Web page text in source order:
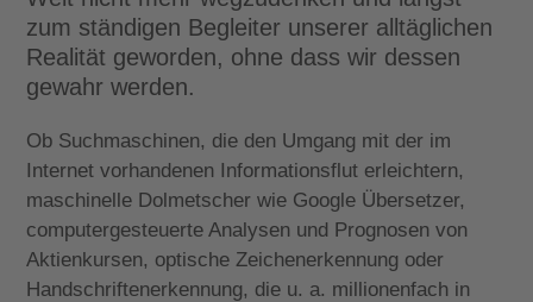
zum ständigen Begleiter unserer alltäglichen
Realität geworden, ohne dass wir dessen
gewahr werden.
Ob Suchmaschinen, die den Umgang mit der im
Internet vorhandenen Informationsflut erleichtern,
maschinelle Dolmetscher wie Google Übersetzer,
computergesteuerte Analysen und Prognosen von
Aktienkursen, optische Zeichenerkennung oder
Handschriftenerkennung, die u. a. millionenfach in